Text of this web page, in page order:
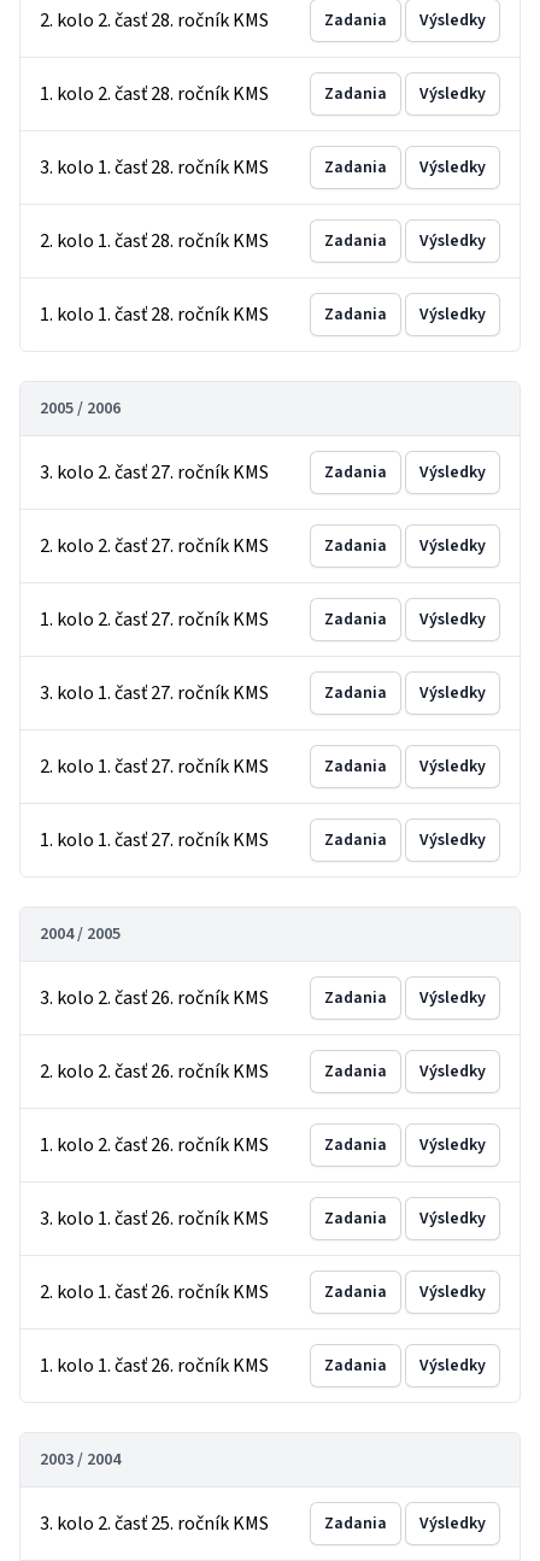
2. kolo 2. časť 28. ročník KMS Zadania Výsledky
1. kolo 2. časť 28. ročník KMS Zadania Výsledky
3. kolo 1. časť 28. ročník KMS Zadania Výsledky
2. kolo 1. časť 28. ročník KMS Zadania Výsledky
1. kolo 1. časť 28. ročník KMS Zadania Výsledky
2005 / 2006
3. kolo 2. časť 27. ročník KMS Zadania Výsledky
2. kolo 2. časť 27. ročník KMS Zadania Výsledky
1. kolo 2. časť 27. ročník KMS Zadania Výsledky
3. kolo 1. časť 27. ročník KMS Zadania Výsledky
2. kolo 1. časť 27. ročník KMS Zadania Výsledky
1. kolo 1. časť 27. ročník KMS Zadania Výsledky
2004 / 2005
3. kolo 2. časť 26. ročník KMS Zadania Výsledky
2. kolo 2. časť 26. ročník KMS Zadania Výsledky
1. kolo 2. časť 26. ročník KMS Zadania Výsledky
3. kolo 1. časť 26. ročník KMS Zadania Výsledky
2. kolo 1. časť 26. ročník KMS Zadania Výsledky
1. kolo 1. časť 26. ročník KMS Zadania Výsledky
2003 / 2004
3. kolo 2. časť 25. ročník KMS Zadania Výsledky